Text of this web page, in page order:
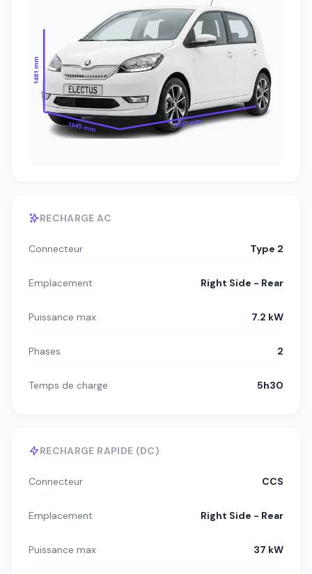
1481 mm
1645 mm 3597 mm
RECHARGE AC
Connecteur Type 2
Emplacement Right Side - Rear
Puissance max 7.2 kW
Phases 2
Temps de charge 5h30
RECHARGE RAPIDE (DC)
Connecteur CCS
Emplacement Right Side - Rear
Puissance max 37 kW